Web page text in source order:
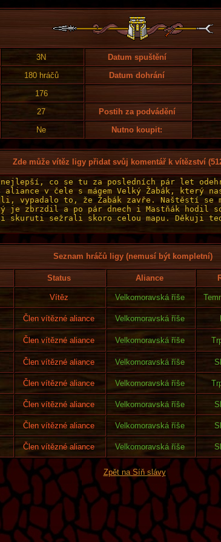
3N Datum spuštění
180 hráčů Datum dohrání
176
27 Postih za podvádění
Ne Nutno koupit:
Zde může vítěz ligy přidat svůj komentář k vítězství
Seznam hráčů ligy (nemusí být kompletní)
Status Aliance
Vítěz Velkomoravská říše
Člen vítězné aliance Velkomoravská říše
Člen vítězné aliance Velkomoravská říše
Člen vítězné aliance Velkomoravská říše
Člen vítězné aliance Velkomoravská říše
Člen vítězné aliance Velkomoravská říše
Člen vítězné aliance Velkomoravská říše
Člen vítězné aliance Velkomoravská říše
Zpět na Síň slávy